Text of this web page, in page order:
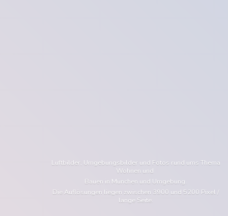
Luftbilder, Umgebungsbilder und Fotos rund ums Thema
Wohnen und
Bauen in München und Umgebung.
Die Auflösungen liegen zwischen 3900 und 5200 Pixel /
lange Seite.